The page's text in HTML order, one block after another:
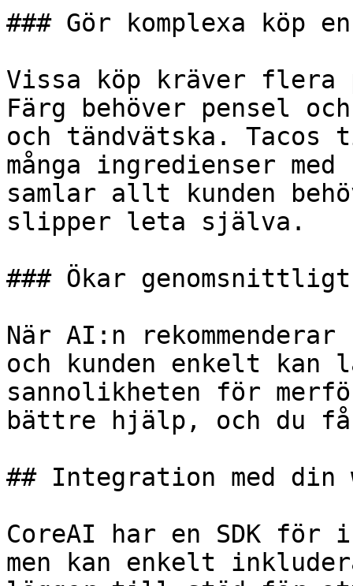
### Gör komplexa köp
Vissa köp kräver flera
Färg behöver pensel
och tändvätska.
många ingredienser
samlar allt kunden
slipper leta själva.
### Ökar
När AI:n
och kunden enkelt kan
sannolikheten för
bättre hjälp, och du
## Integration med din
CoreAI har en SDK för
men kan enkelt